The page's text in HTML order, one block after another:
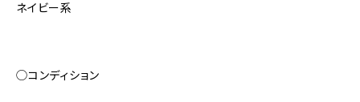
ネイビー系
◯コンディション